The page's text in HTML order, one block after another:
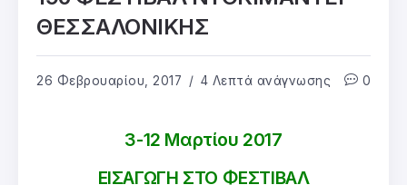
ΘΕΣΣΑΛΟΝΙΚΗΣ
26 Φεβρουαρίου, 2017 4 Λεπτά ανάγνωσης 0
3-12 Μαρτίου 2017
ΕΙΣΑΓΩΓΗ ΣΤΟ ΦΕΣΤΙΒΑΛ